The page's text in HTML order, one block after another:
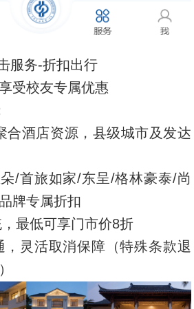
服务-折扣出行
受校友专属优惠
酒店资源，县级城市及发达
/首旅如家/东呈/格林豪泰/尚
牌专属折扣
最低可享门市价8折
灵活取消保障（特殊条款退